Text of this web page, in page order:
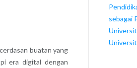
buatan yang
era digital dengan
sebagai